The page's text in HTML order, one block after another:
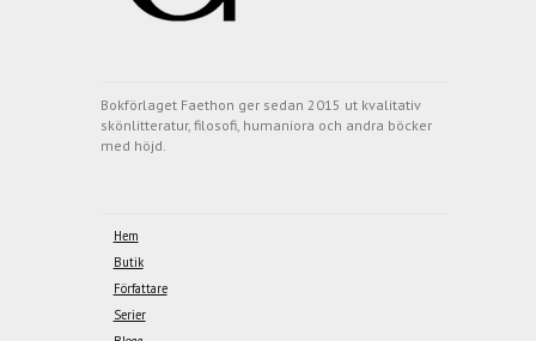
Bokförlaget Faethon ger sedan 2015 ut kvalitativ
skönlitteratur, filosofi, humaniora och andra böcker
med höjd.
Hem
Butik
Författare
Serier